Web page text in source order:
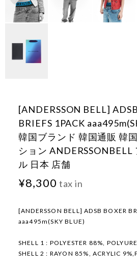
[ANDERSSON BELL]
BRIEFS 1PACK
韓国ブランド 韓国通販 韓
ション ANDERSSONBELL
ル 日本 店舗
¥8,300 tax in
[ANDERSSON BELL] ADSB BOXER
aaa495m(SKY BLUE)
SHELL 1 : POLYESTER 88%,
SHELL 2 : RAYON 85%, ACRYLIC